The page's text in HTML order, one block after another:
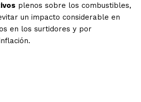
plenos sobre los combustibles,
un impacto considerable en
en los surtidores y por